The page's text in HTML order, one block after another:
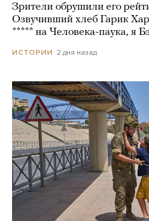
Зрители обрушили его
Озвучивший хлеб Гарик
***** на Человека-паука, я
ИСТОРИИ 2 дня назад